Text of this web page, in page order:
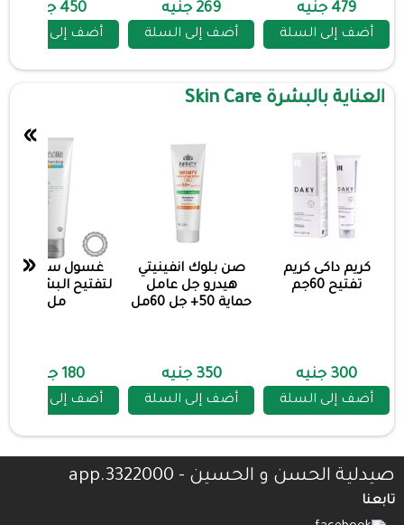
479 جنيه
أضف إلى السلة
269 جنيه
أضف إلى السلة
450 جنيه
أضف إلى السلة
العناية بالبشرة Skin Care
كريم داكى كريم
تفتيح 60جم
300 جنيه
أضف إلى السلة
صن بلوك انفينيتي
هيدرو جل عامل
حماية 50+ جل 60مل
350 جنيه
أضف إلى السلة
غسول ستارفيل
مل
180 جنيه
أضف إلى السلة
»
«
صيدلية الحسن و الحسين - 3322000.app
تابعنا